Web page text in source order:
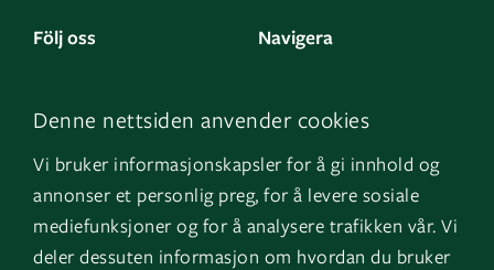
Denne nettsiden anvender cookies
Vi bruker informasjonskapsler for å gi innhold og
annonser et personlig preg, for å levere sosiale
mediefunksjoner og for å analysere trafikken vår. Vi
deler dessuten informasjon om hvordan du bruker
Följ oss
LinkedIn
Instagram
YouTube
Navigera
Om oss
GK Norge
GK Danmark